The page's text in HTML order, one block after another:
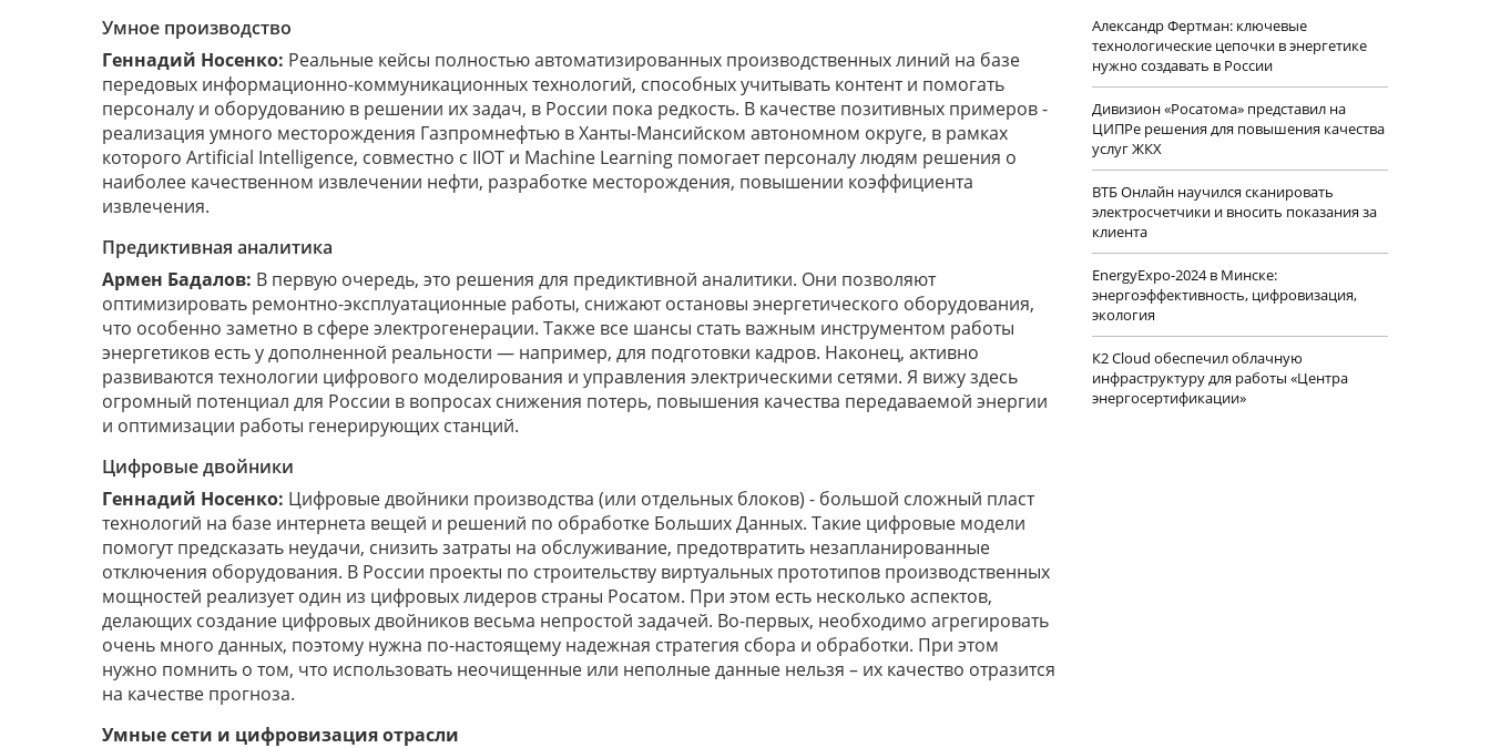
Умное производство
Геннадий Носенко: Реальные кейсы полностью автоматизированных производственных линий на базе
передовых информационно-коммуникационных технологий, способных учитывать контент и помогать
персоналу и оборудованию в решении их задач, в России пока редкость. В качестве позитивных примеров -
реализация умного месторождения Газпромнефтью в Ханты-Мансийском автономном округе, в рамках
которого Artificial Intelligence, совместно с IIOT и Machine Learning помогает персоналу людям решения о
наиболее качественном извлечении нефти, разработке месторождения, повышении коэффициента
извлечения.
Предиктивная аналитика
Армен Бадалов: В первую очередь, это решения для предиктивной аналитики. Они позволяют
оптимизировать ремонтно-эксплуатационные работы, снижают остановы энергетического оборудования,
что особенно заметно в сфере электрогенерации. Также все шансы стать важным инструментом работы
энергетиков есть у дополненной реальности — например, для подготовки кадров. Наконец, активно
развиваются технологии цифрового моделирования и управления электрическими сетями. Я вижу здесь
огромный потенциал для России в вопросах снижения потерь, повышения качества передаваемой энергии
и оптимизации работы генерирующих станций.
Цифровые двойники
Геннадий Носенко: Цифровые двойники производства (или отдельных блоков) - большой сложный пласт
технологий на базе интернета вещей и решений по обработке Больших Данных. Такие цифровые модели
помогут предсказать неудачи, снизить затраты на обслуживание, предотвратить незапланированные
отключения оборудования. В России проекты по строительству виртуальных прототипов производственных
мощностей реализует один из цифровых лидеров страны Росатом. При этом есть несколько аспектов,
делающих создание цифровых двойников весьма непростой задачей. Во-первых, необходимо агрегировать
очень много данных, поэтому нужна по-настоящему надежная стратегия сбора и обработки. При этом
нужно помнить о том, что использовать неочищенные или неполные данные нельзя – их качество отразится
на качестве прогноза.
Умные сети и цифровизация отрасли
Александр Фертман: ключевые
технологические цепочки в энергетике
нужно создавать в России
Дивизион «Росатома» представил на
ЦИПРе решения для повышения качества
услуг ЖКХ
ВТБ Онлайн научился сканировать
электросчетчики и вносить показания за
клиента
EnergyExpo-2024 в Минске:
энергоэффективность, цифровизация,
экология
К2 Cloud обеспечил облачную
инфраструктуру для работы «Центра
энергосертификации»